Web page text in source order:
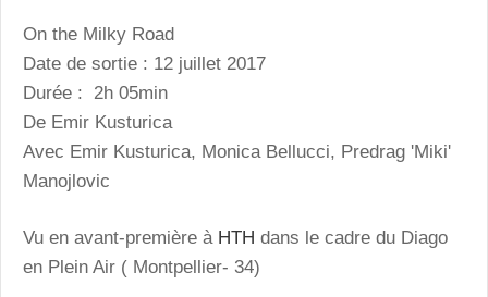
On the Milky Road
Date de sortie : 12 juillet 2017
Durée : 2h 05min
De Emir Kusturica
Avec Emir Kusturica, Monica Bellucci, Predrag 'Miki'
Manojlovic
Vu en avant-première à HTH dans le cadre du Diago
en Plein Air ( Montpellier- 34)